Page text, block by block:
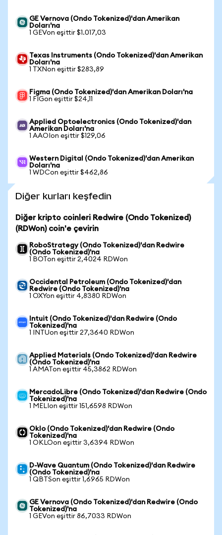
GE Vernova (Ondo Tokenized)'dan Amerikan
Doları'na
1 GEVon eşittir $1.017,03
Texas Instruments (Ondo Tokenized)'dan Amerikan
Doları'na
1 TXNon eşittir $283,89
Figma (Ondo Tokenized)'dan Amerikan Doları'na
1 FIGon eşittir $24,11
Applied Optoelectronics (Ondo Tokenized)'dan
Amerikan Doları'na
1 AAOIon eşittir $129,06
Western Digital (Ondo Tokenized)'dan Amerikan
Doları'na
1 WDCon eşittir $462,86
Diğer kurları keşfedin
Diğer kripto coinleri Redwire (Ondo Tokenized)
(RDWon) coin'e çevirin
RoboStrategy (Ondo Tokenized)'dan Redwire
(Ondo Tokenized)'na
1 BOTon eşittir 2,4024 RDWon
Occidental Petroleum (Ondo Tokenized)'dan
Redwire (Ondo Tokenized)'na
1 OXYon eşittir 4,8380 RDWon
Intuit (Ondo Tokenized)'dan Redwire (Ondo
Tokenized)'na
1 INTUon eşittir 27,3640 RDWon
Applied Materials (Ondo Tokenized)'dan Redwire
(Ondo Tokenized)'na
1 AMATon eşittir 45,3862 RDWon
MercadoLibre (Ondo Tokenized)'dan Redwire (Ondo
Tokenized)'na
1 MELIon eşittir 151,6598 RDWon
Oklo (Ondo Tokenized)'dan Redwire (Ondo
Tokenized)'na
1 OKLOon eşittir 3,6394 RDWon
D-Wave Quantum (Ondo Tokenized)'dan Redwire
(Ondo Tokenized)'na
1 QBTSon eşittir 1,6965 RDWon
GE Vernova (Ondo Tokenized)'dan Redwire (Ondo
Tokenized)'na
1 GEVon eşittir 86,7033 RDWon